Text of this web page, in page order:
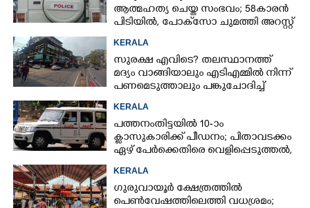
ആത്മഹത്യ ചെയ്ത സംഭവം; 58കാരൻ
പിടിയിൽ, പോക്‌സോ ചുമത്തി അറസ്റ്റ്
KERALA
സുരക്ഷ എവിടെ?​ തലസ്ഥാനത്ത്
മദ്യം വാങ്ങിയാലും എടിഎമ്മിൽ നിന്ന്
പണമെടുത്താലും പങ്കുചോദിച്ച്
KERALA
പത്തനംതിട്ടയിൽ 10-ാം
ക്ലാസുകാരിക്ക് പീഡനം; പിതാവടക്കം
ഏഴ് പേർക്കെതിരെ വെളിപ്പെടുത്തൽ,
KERALA
ഗുരുവായൂർ ക്ഷേത്രത്തിൽ
പെൺവേഷത്തിലെത്തി വധശ്രമം;